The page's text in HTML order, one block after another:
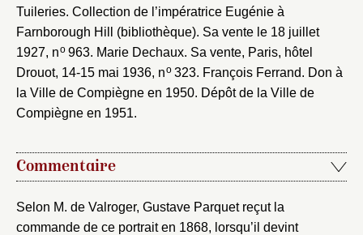
Tuileries. Collection de l’impératrice Eugénie à
Farnborough Hill (bibliothèque). Sa vente le 18 juillet
1927, no963. Marie Dechaux. Sa vente, Paris, hôtel
Drouot, 14-15 mai 1936, no323. François Ferrand. Don à
la Ville de Compiègne en 1950. Dépôt de la Ville de
Compiègne en 1951.
Commentaire
Selon M. de Valroger, Gustave Parquet reçut la
commande de ce portrait en 1868, lorsqu’il devint
Choix du dossier où ajouter la
notice
Nom du dossier
Connexion
Courriel